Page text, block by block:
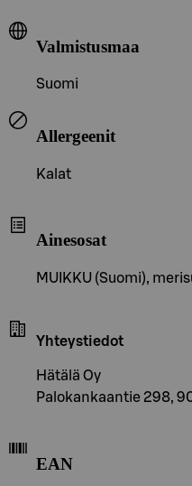
Valmistusmaa
Suomi
Allergeenit
Kalat
Ainesosat
MUIKKU (Suomi),
Yhteystiedot
Hätälä Oy
Palokankaantie 298,
EAN